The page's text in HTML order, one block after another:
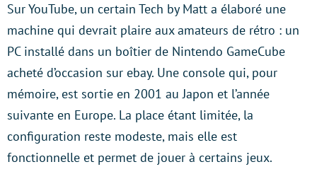
Sur YouTube, un certain Tech by Matt a élaboré une
machine qui devrait plaire aux amateurs de rétro : un
PC installé dans un boîtier de Nintendo GameCube
acheté d’occasion sur ebay. Une console qui, pour
mémoire, est sortie en 2001 au Japon et l’année
suivante en Europe. La place étant limitée, la
configuration reste modeste, mais elle est
fonctionnelle et permet de jouer à certains jeux.